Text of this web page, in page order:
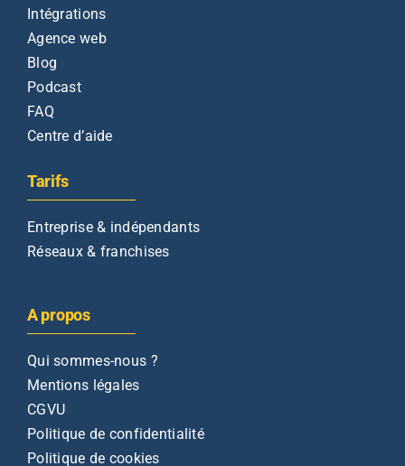
Intégrations
Agence web
Blog
Podcast
FAQ
Centre d’aide
Tarifs
Entreprise & indépendants
Réseaux & franchises
A propos
Qui sommes-nous ?
Mentions légales
CGVU
Politique de confidentialité
Politique de cookies